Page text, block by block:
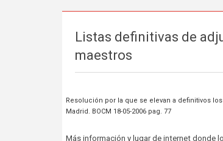
Listas definitivas de
maestros
Resolución por la que se elevan a definitivos
Madrid. BOCM 18-05-2006 pag. 77
Más información y lugar de internet donde